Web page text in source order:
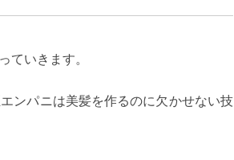
ていきます。
ンパニは美髪を作るのに欠かせない技